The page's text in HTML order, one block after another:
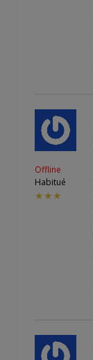
Offline
Habitué
★★★